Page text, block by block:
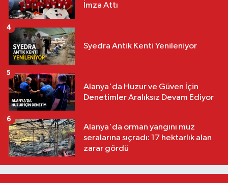
İmza Attı
Syedra Antik Kenti Yenileniyor
4
Alanya'da Huzur ve Güven İçin
Denetimler Aralıksız Devam Ediyor
5
Alanya'da orman yangını muz
seralarına sıçradı: 17 hektarlık alan
zarar gördü
6